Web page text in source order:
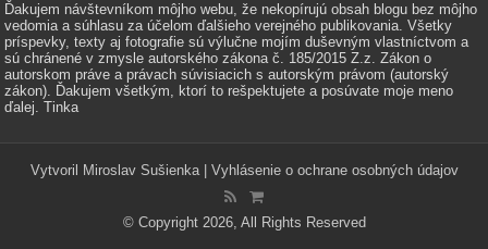
Ďakujem návštevníkom môjho webu, že nekopírujú obsah blogu bez môjho
vedomia a súhlasu za účelom ďalšieho verejného publikovania. Všetky
príspevky, texty aj fotografie sú výlučne mojím duševným vlastníctvom a
sú chránené v zmysle autorského zákona č. 185/2015 Z.z. Zákon o
autorskom práve a právach súvisiacich s autorským právom (autorský
zákon). Ďakujem všetkým, ktorí to rešpektujete a posúvate moje meno
ďalej. Tinka
Vytvoril Miroslav Sušienka| Vyhlásenie o ochrane osobných údajov
© Copyright 2026, All Rights Reserved